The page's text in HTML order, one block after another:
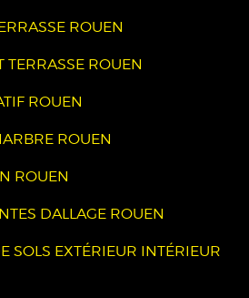
ROUEN
TERRASSE ROUEN
ROUEN
ROUEN
ROUEN
DALLAGE ROUEN
SOLS EXTÉRIEUR INTÉRIEUR